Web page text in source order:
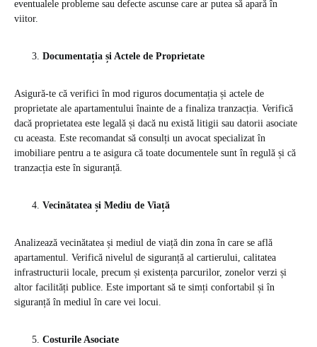
eventualele probleme sau defecte ascunse care ar putea să apară în
viitor.
Documentația și Actele de Proprietate
Asigură-te că verifici în mod riguros documentația și actele de
proprietate ale apartamentului înainte de a finaliza tranzacția. Verifică
dacă proprietatea este legală și dacă nu există litigii sau datorii asociate
cu aceasta. Este recomandat să consulți un avocat specializat în
imobiliare pentru a te asigura că toate documentele sunt în regulă și că
tranzacția este în siguranță.
Vecinătatea și Mediu de Viață
Analizează vecinătatea și mediul de viață din zona în care se află
apartamentul. Verifică nivelul de siguranță al cartierului, calitatea
infrastructurii locale, precum și existența parcurilor, zonelor verzi și
altor facilități publice. Este important să te simți confortabil și în
siguranță în mediul în care vei locui.
Costurile Asociate